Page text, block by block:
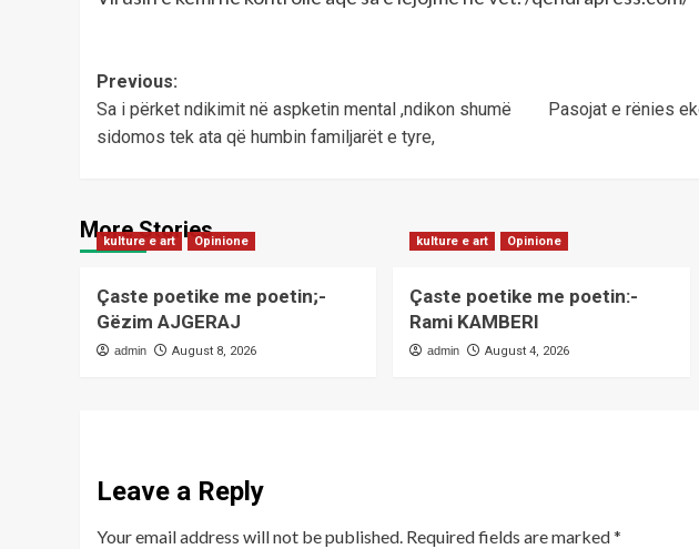
Post
navigation
Previous:
Sa i përket ndikimit në aspketin mental ,ndikon shumë
sidomos tek ata që humbin familjarët e tyre,
Pasojat e rënies
More Stories
kulture e art Opinione
Çaste poetike me poetin;-
Gëzim AJGERAJ
admin August 8, 2026
kulture e art Opinione
Çaste poetike me poetin:-
Rami KAMBERI
admin August 4, 2026
Leave a Reply
Your email address will not be published. Required fields are marked*